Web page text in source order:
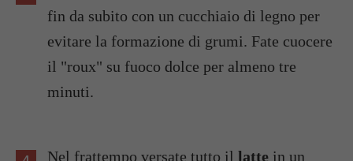
fin da subito con un cucchiaio di legno per
evitare la formazione di grumi. Fate cuocere
il "roux" su fuoco dolce per almeno tre
minuti.
Nel frattempo versate tutto il latte in un